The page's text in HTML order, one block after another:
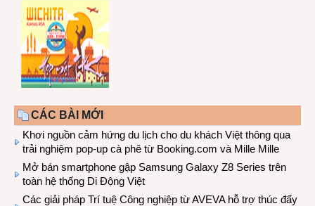
CÁC BÀI MỚI
Khơi nguồn cảm hứng du lịch cho du khách Việt thông qua
trải nghiệm pop-up cà phê từ Booking.com và Mille Mille
Mở bán smartphone gập Samsung Galaxy Z8 Series trên
toàn hệ thống Di Động Việt
Các giải pháp Trí tuệ Công nghiệp từ AVEVA hỗ trợ thúc đẩy